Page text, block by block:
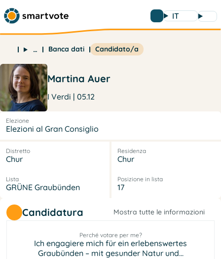
IT
… Banca dati Candidato/a
Martina Auer
I Verdi | 05.12
Elezione
Elezioni al Gran Consiglio
Distretto
Chur
Residenza
Chur
Lista
GRÜNE Graubünden
Posizione in lista
17
Candidatura Mostra tutte le informazioni
Perché votare per me?
Ich engagiere mich für ein erlebenswertes
Graubünden – mit gesunder Natur und...